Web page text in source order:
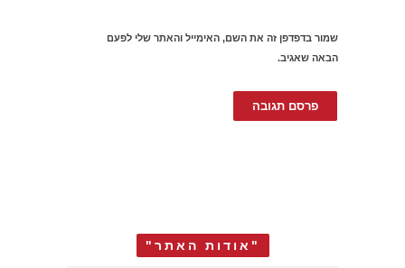
שמור בדפדפן זה את השם, האימייל והאתר שלי לפעם
הבאה שאגיב.
"אודות האתר"